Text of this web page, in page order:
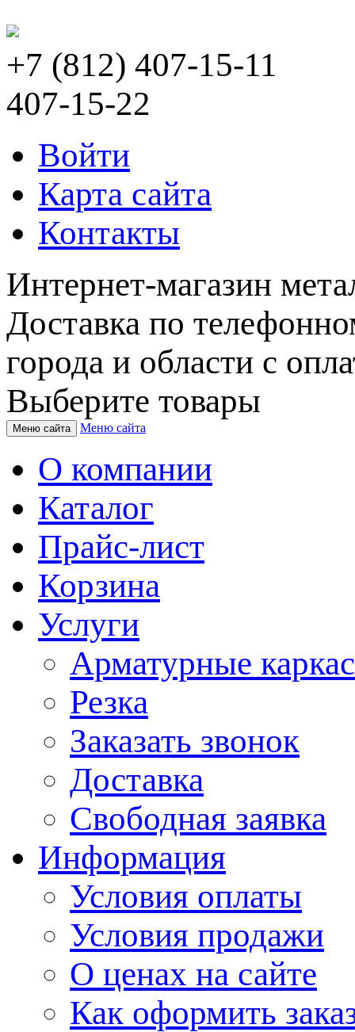
+7 (812) 407-15-11
407-15-22
Войти
Карта сайта
Контакты
Интернет-магазин
Доставка по
города и области с
Выберите товары
Меню сайта Меню сайта
О компании
Каталог
Прайс-лист
Корзина
Услуги
Арматурные
Резка
Заказать звонок
Доставка
Свободная заявка
Информация
Условия оплаты
Условия продажи
О ценах на сайте
Как оформить